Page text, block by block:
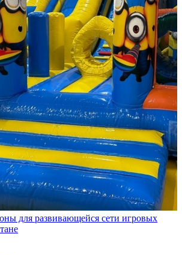
для развивающейся сети игровых